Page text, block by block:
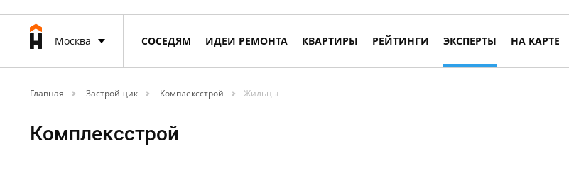
Москва СОСЕДЯМ ИДЕИ РЕМОНТА КВАРТИРЫ РЕЙТИНГИ ЭКСПЕРТЫ НА КАРТЕ
Главная Застройщик Комплексстрой Жильцы
Комплексстрой